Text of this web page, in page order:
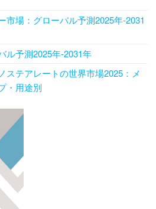
市場：グローバル予測2025年-2031
ル予測2025年-2031年
ステアレートの世界市場2025：メ
・用途別